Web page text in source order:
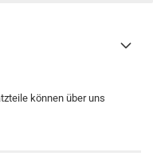
können über uns